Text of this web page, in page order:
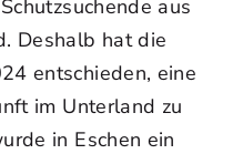
aus
Deshalb hat die
entschieden, eine
im Unterland zu
in Eschen ein